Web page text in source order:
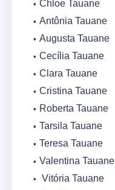
Chloe Tauane
Antônia Tauane
Augusta Tauane
Cecília Tauane
Clara Tauane
Cristina Tauane
Roberta Tauane
Tarsila Tauane
Teresa Tauane
Valentina Tauane
Vitória Tauane